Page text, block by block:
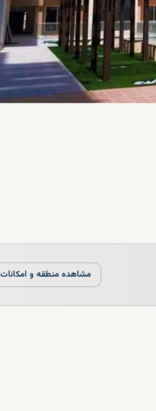
مشاهده منطقه و امکانات